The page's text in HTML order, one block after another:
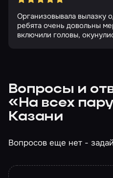
Организовывала вылазку
ребята очень довольны
включили головы,
Вопросы и
«На всех
Казани
Вопросов еще нет -